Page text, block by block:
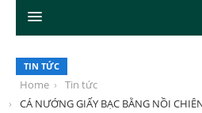
TIN TỨC
Home
Tin tức
CÁ NƯỚNG GIẤY BẠC BẰNG NỒI